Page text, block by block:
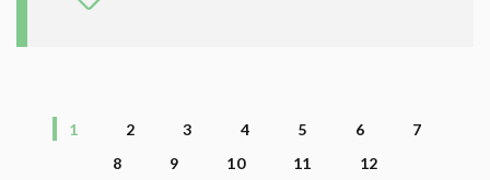
1 2 3 4 5 6
7
8
9 10 11 12